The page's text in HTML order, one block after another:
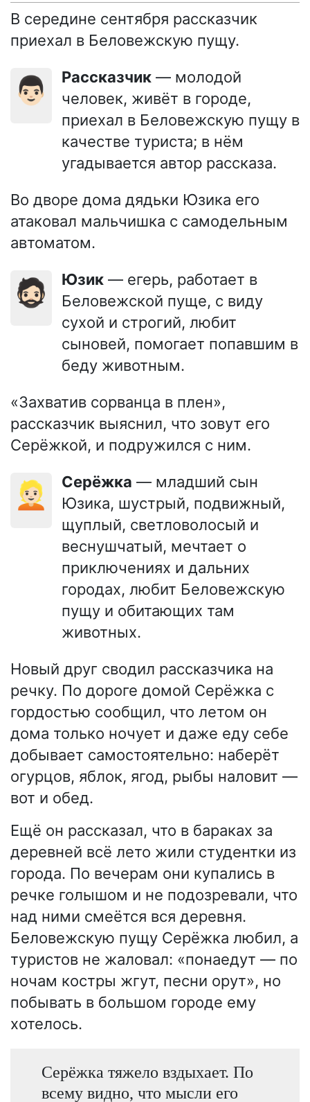
В середине сентября рассказчик
приехал в Беловежскую пущу.
👨🏻 Рассказчик — молодой
человек, живёт в городе,
приехал в Беловежскую пущу в
качестве туриста; в нём
угадывается автор рассказа.
Во дворе дома дядьки Юзика его
атаковал мальчишка с самодельным
автоматом.
🧔🏻 Юзик — егерь, работает в
Беловежской пуще, с виду
сухой и строгий, любит
сыновей, помогает попавшим в
беду животным.
«Захватив сорванца в плен»,
рассказчик выяснил, что зовут его
Серёжкой, и подружился с ним.
👱🏻 Серёжка — младший сын
Юзика, шустрый, подвижный,
щуплый, светловолосый и
веснушчатый, мечтает о
приключениях и дальних
городах, любит Беловежскую
пущу и обитающих там
животных.
Новый друг сводил рассказчика на
речку. По дороге домой Серёжка с
гордостью сообщил, что летом он
дома только ночует и даже еду себе
добывает самостоятельно: наберёт
огурцов, яблок, ягод, рыбы наловит —
вот и обед.
Ещё он рассказал, что в бараках за
деревней всё лето жили студентки из
города. По вечерам они купались в
речке голышом и не подозревали, что
над ними смеётся вся деревня.
Беловежскую пущу Серёжка любил, а
туристов не жаловал: «понаедут — по
ночам костры жгут, песни орут», но
побывать в большом городе ему
хотелось.
Серёжка тяжело вздыхает. По
всему видно, что мысли его